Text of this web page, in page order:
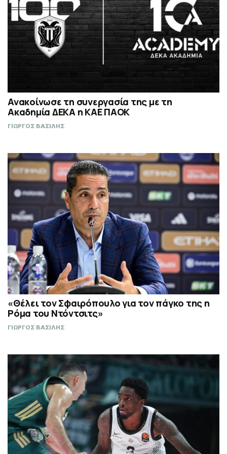
Ανακοίνωσε τη συνεργασία της με τη
Ακαδημία ΔΕΚΑ η ΚΑΕ ΠΑΟΚ
ΓΙΩΡΓΟΣ ΒΑΣΙΛΗΣ
«Θέλει τον Σφαιρόπουλο για τον πάγκο της η
Ρόμα του Ντόντσιτς»
ΓΙΩΡΓΟΣ ΒΑΣΙΛΗΣ